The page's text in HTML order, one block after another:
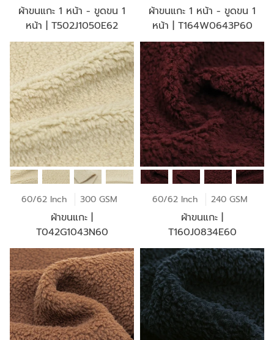
ผ้าขนแกะ 1 หน้า - ขูดขน 1
หน้า | T502J1050E62
ผ้าขนแกะ 1 หน้า - ขูดขน 1
หน้า | T164W0643P60
60/62 Inch 300 GSM
ผ้าขนแกะ |
T042G1043N60
60/62 Inch 240 GSM
ผ้าขนแกะ |
T160J0834E60